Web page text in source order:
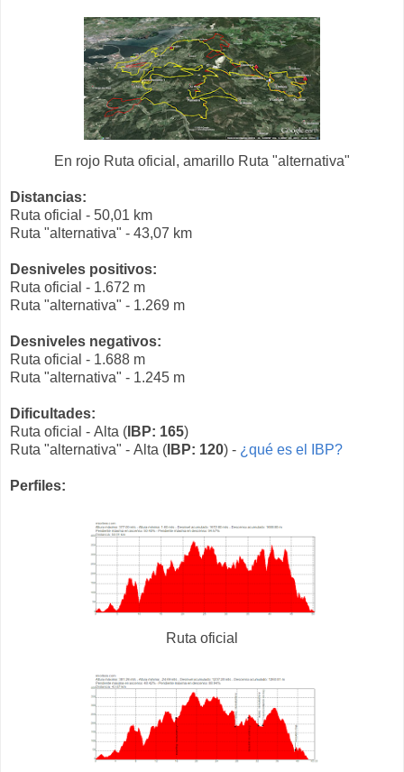
En rojo Ruta oficial, amarillo Ruta "alternativa"
Distancias:
Ruta oficial - 50,01 km
Ruta "alternativa" - 43,07 km
Desniveles positivos:
Ruta oficial - 1.672 m
Ruta "alternativa" - 1.269 m
Desniveles negativos:
Ruta oficial - 1.688 m
Ruta "alternativa" - 1.245 m
Dificultades:
Ruta oficial - Alta ( IBP: 165)
Ruta "alternativa" - Alta ( IBP: 120) - ¿qué es el IBP?
Perfiles:
Ruta oficial